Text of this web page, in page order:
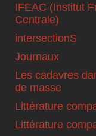
IFEAC (Institut
Centrale)
intersectionS
Journaux
Les cadavres
de masse
Littérature
Littérature